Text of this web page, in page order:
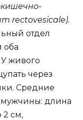
rectovesicale).
отдел
оба
живого
через
Средние
мужчины: длина
2 см,